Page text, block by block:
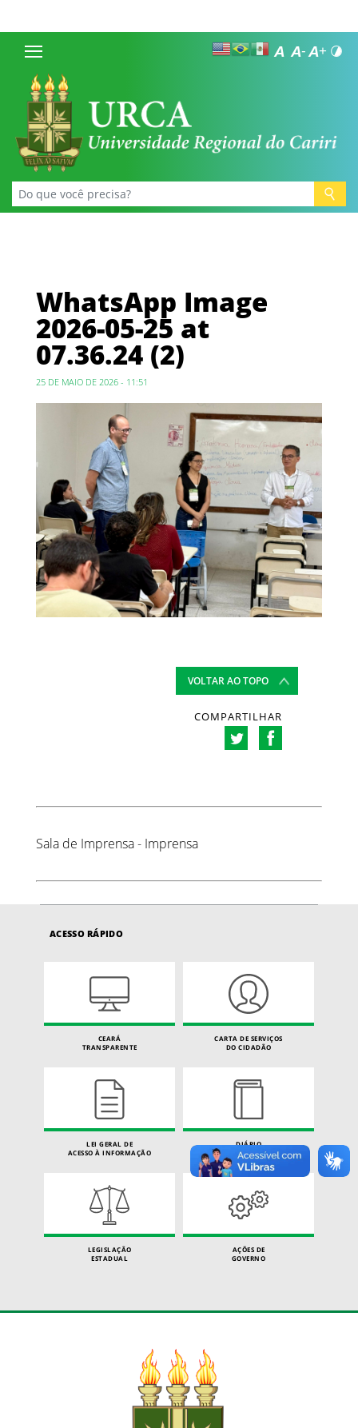
WhatsApp Image
2026-05-25 at
07.36.24 (2)
25 DE MAIO DE 2026 - 11:51
VOLTAR AO TOPO
COMPARTILHAR
Sala de Imprensa - Imprensa
ACESSO RÁPIDO
CEARÁ
TRANSPARENTE
CARTA DE SERVIÇOS
DO CIDADÃO
LEI GERAL DE
ACESSO À INFORMAÇÃO
DIÁRIO
OFICIAL
LEGISLAÇÃO
ESTADUAL
AÇÕES DE
GOVERNO